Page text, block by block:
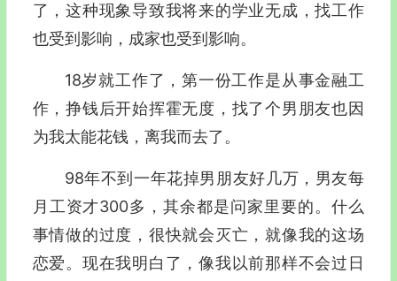
了，这种现象导致我将来的学业无成，找工作
也受到影响，成家也受到影响。
18岁就工作了，第一份工作是从事金融工
作，挣钱后开始挥霍无度，找了个男朋友也因
为我太能花钱，离我而去了。
98年不到一年花掉男朋友好几万，男友每
月工资才300多，其余都是问家里要的。什么
事情做的过度，很快就会灭亡，就像我的这场
恋爱。现在我明白了，像我以前那样不会过日